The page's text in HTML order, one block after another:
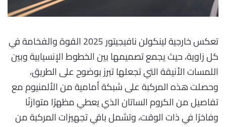
تعكس خارجية لينكولن نافيجيتور 2025 القوة والفخامة في
كل زاوية، حيث يجمع تصميمها بين الخطوط الإنسيابية وبين
اللمسات الأنيقة التي تجعلها تبرز بوضوح على الطريق،
وحصلت هذه المركبة على شبكة أمامية من الألمنيوم مع
تفاصيل من الكروم الساتان الذي يعطي مظهرًا متوازنًا
وفاخرًا في ذات الوقت، وتشمل باقي تجهيزات المركبة من